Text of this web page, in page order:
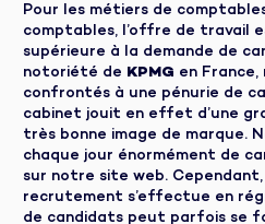
Pour les métiers de
comptables, l’offre de travail
supérieure à la demande de
notoriété de KPMG en France,
confrontés à une pénurie de
cabinet jouit en effet d’une
très bonne image de marque.
chaque jour énormément de
sur notre site web.
recrutement s’effectue en
de candidats peut parfois se